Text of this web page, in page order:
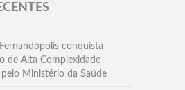
conquista
de Alta Complexidade
Ministério da Saúde